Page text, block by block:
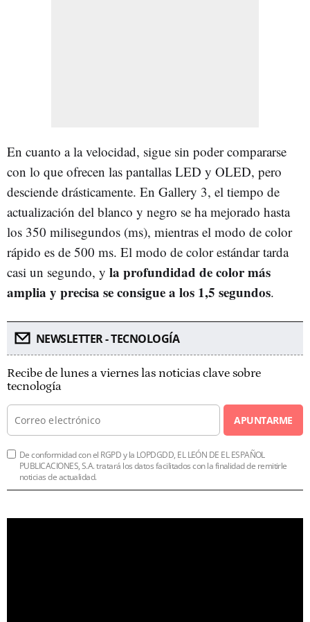
En cuanto a la velocidad, sigue sin poder compararse
con lo que ofrecen las pantallas LED y OLED, pero
desciende drásticamente. En Gallery 3, el tiempo de
actualización del blanco y negro se ha mejorado hasta
los 350 milisegundos (ms), mientras el modo de color
rápido es de 500 ms. El modo de color estándar tarda
casi un segundo, y la profundidad de color más
amplia y precisa se consigue a los 1,5 segundos.
NEWSLETTER - TECNOLOGÍA
Recibe de lunes a viernes las noticias clave sobre
tecnología
APUNTARME
De conformidad con el RGPD y la LOPDGDD, EL LEÓN DE EL ESPAÑOL
PUBLICACIONES, S.A. tratará los datos facilitados con la finalidad de remitirle
noticias de actualidad.